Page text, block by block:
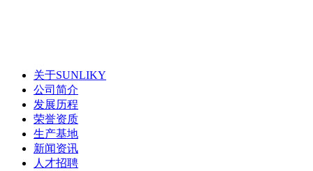
关于SUNLIKY
公司简介
发展历程
荣誉资质
生产基地
新闻资讯
人才招聘